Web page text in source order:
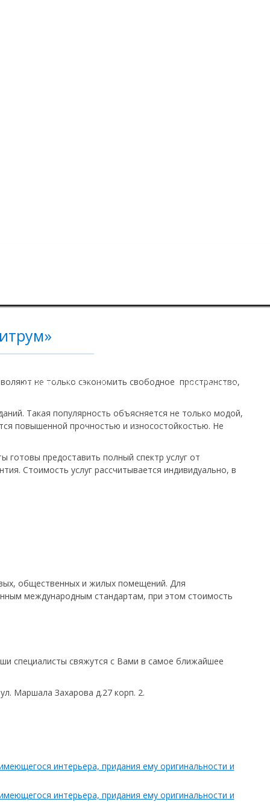
+7 (812) 7-150-150 info@stvitrum.ru
не только сэкономить свободное пространство,
Такая популярность объясняется не только модой,
повышенной прочностью и износостойкостью. Не
предоставить полный спектр услуг от
Стоимость услуг рассчитывается индивидуально, в
общественных и жилых помещений. Для
международным стандартам, при этом стоимость
специалисты свяжутся с Вами в самое ближайшее
Маршала Захарова д.27 корп. 2.